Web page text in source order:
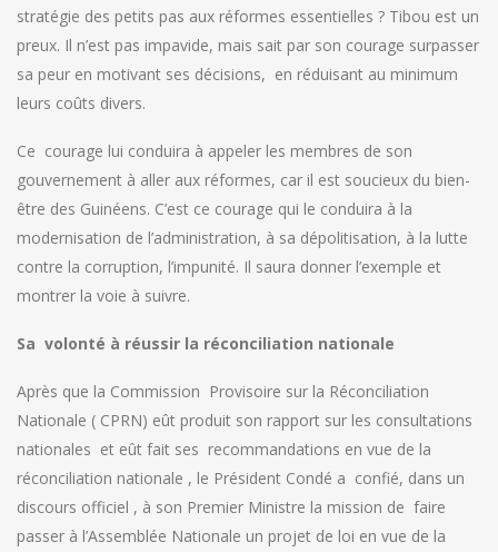
stratégie des petits pas aux réformes essentielles ? Tibou est un
preux. Il n’est pas impavide, mais sait par son courage surpasser
sa peur en motivant ses décisions, en réduisant au minimum
leurs coûts divers.
Ce courage lui conduira à appeler les membres de son
gouvernement à aller aux réformes, car il est soucieux du bien-
être des Guinéens. C’est ce courage qui le conduira à la
modernisation de l’administration, à sa dépolitisation, à la lutte
contre la corruption, l’impunité. Il saura donner l’exemple et
montrer la voie à suivre.
Sa volonté à réussir la réconciliation nationale
Après que la Commission Provisoire sur la Réconciliation
Nationale ( CPRN) eût produit son rapport sur les consultations
nationales et eût fait ses recommandations en vue de la
réconciliation nationale , le Président Condé a confié, dans un
discours officiel , à son Premier Ministre la mission de faire
passer à l’Assemblée Nationale un projet de loi en vue de la